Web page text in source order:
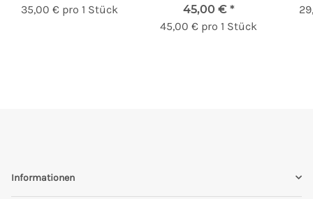
35,00 € pro 1 Stück
45,00 € *
45,00 € pro 1 Stück
Informationen